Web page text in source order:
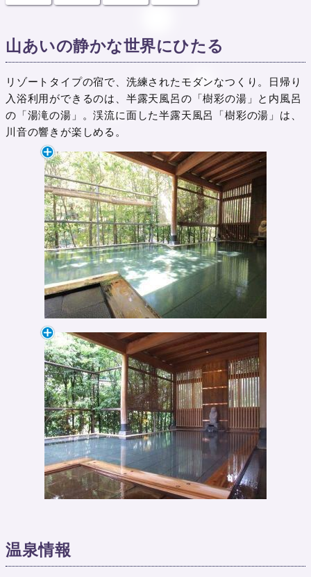
山あいの静かな世界にひたる
リゾートタイプの宿で、洗練されたモダンなつくり。日帰り
入浴利用ができるのは、半露天風呂の「樹彩の湯」と内風呂
の「湯滝の湯」。渓流に面した半露天風呂「樹彩の湯」は、
川音の響きが楽しめる。
温泉情報